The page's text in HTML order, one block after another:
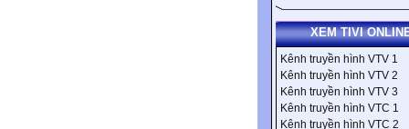
XEM TIVI
Kênh truyền hình VTV 1
Kênh truyền hình VTV 2
Kênh truyền hình VTV 3
Kênh truyền hình VTC 1
Kênh truyền hình VTC 2